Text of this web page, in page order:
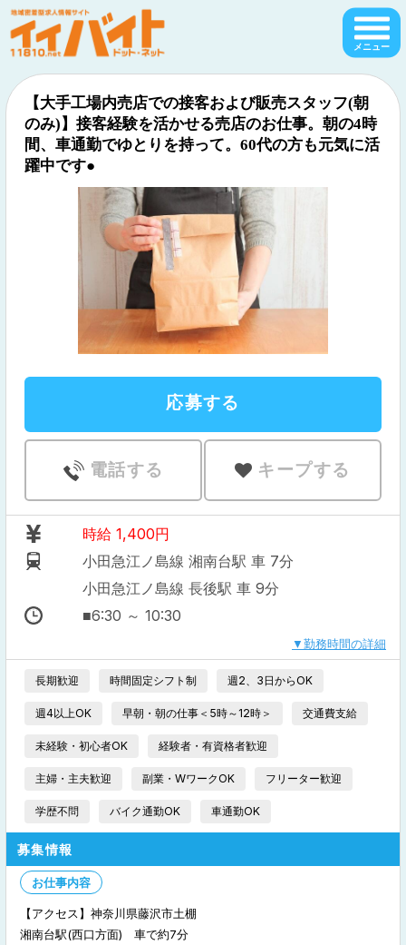
【大手工場内売店での接客および販売スタッフ(朝
のみ)】接客経験を活かせる売店のお仕事。朝の4時
間、車通勤でゆとりを持って。60代の方も元気に活
躍中です●
応募する
電話する キープする
時給 1,400円
小田急江ノ島線 湘南台駅
7分
小田急江ノ島線 長後駅
9分
■6:30 ～ 10:30
勤務時間の詳細
長期歓迎 時間固定シフト制 週2、3日からOK
週4以上OK 早朝・朝の仕事＜5時～12時＞ 交通費支給
未経験・初心者OK 経験者・有資格者歓迎
主婦・主夫歓迎 副業・WワークOK フリーター歓迎
学歴不問 バイク通勤OK 車通勤OK
募集情報
お仕事内容
【アクセス】神奈川県藤沢市土棚
湘南台駅(西口方面) 車で約7分